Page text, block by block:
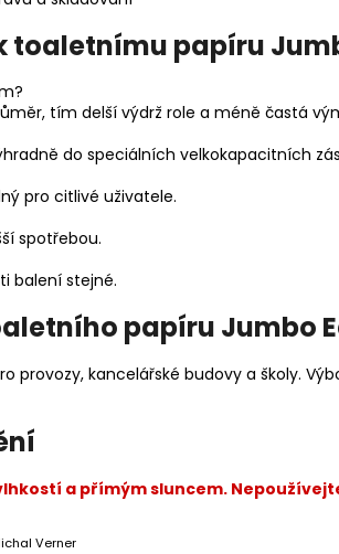
toaletnímu papíru
tím delší výdrž role a méně častá
do speciálních velkokapacitních
pro citlivé uživatele.
spotřebou.
balení stejné.
papíru Jumbo
provozy, kancelářské budovy a školy.
a přímým sluncem.
Verner